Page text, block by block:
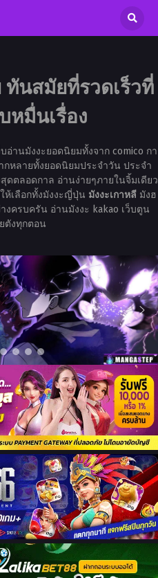
นสมัยที่รวดเร็วที่
หมื่นเรื่อง
อ่านมังงะยอดนิยมทั้งจาก comico กา
กหลายทั้งยอดนิยมประจำวัน ประจำ
ดตลอดกาล อ่านง่ายๆภายในจิ้มเดียว
ห้เลือกทั้งมังงะญี่ปุ่น มังงะเกาหลีมังฮ
งครบครัน อ่านมังงะ kakao เว็บตูน
ตังทุกตอน